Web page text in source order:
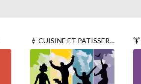
CUISINE ET PATISSERIE